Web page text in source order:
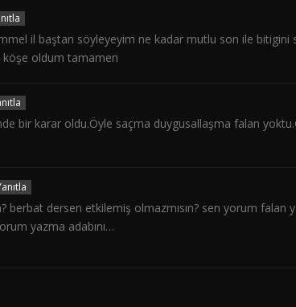
il baştan söyleyeyim ne kadar mutlu son ile bitigini
köşe oldum tamamen
bir karar oldu.Öyle saçma duygusallaşma falan
berbat dersen etkilemiş olmazmısın? sen yorum falan
yazma adabını…